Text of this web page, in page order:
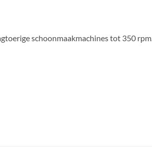
schoonmaakmachines tot 350 rpm.